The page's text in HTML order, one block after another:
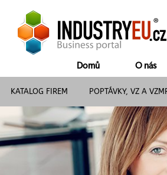
Domů O nás
KATALOG FIREM POPTÁVKY, VZ A